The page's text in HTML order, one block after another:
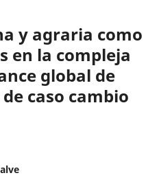
y agraria como
en la compleja
global de
caso cambio